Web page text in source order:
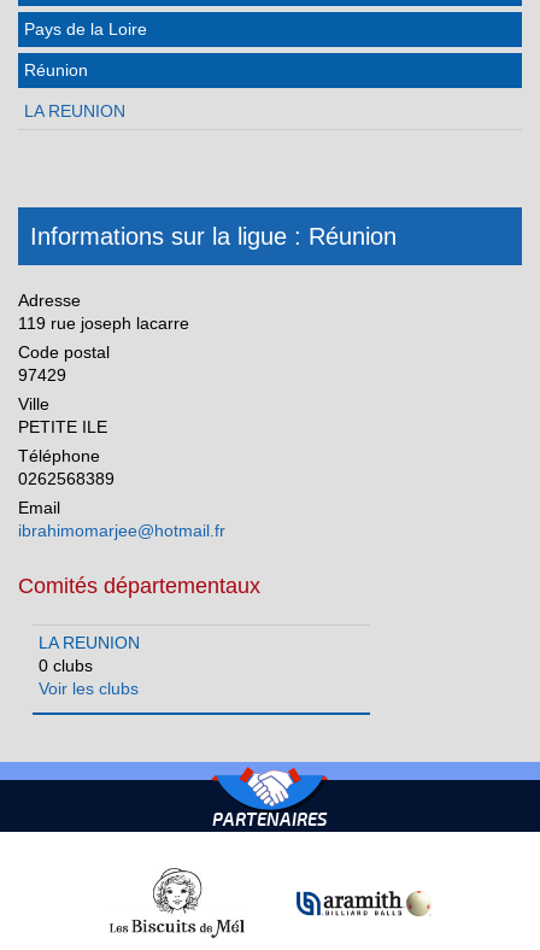
Pays de la Loire
Réunion
LA REUNION
Informations sur la ligue : Réunion
Adresse
119 rue joseph lacarre
Code postal
97429
Ville
PETITE ILE
Téléphone
0262568389
Email
ibrahimomarjee@hotmail.fr
Comités départementaux
LA REUNION
0 clubs
Voir les clubs
PARTENAIRES